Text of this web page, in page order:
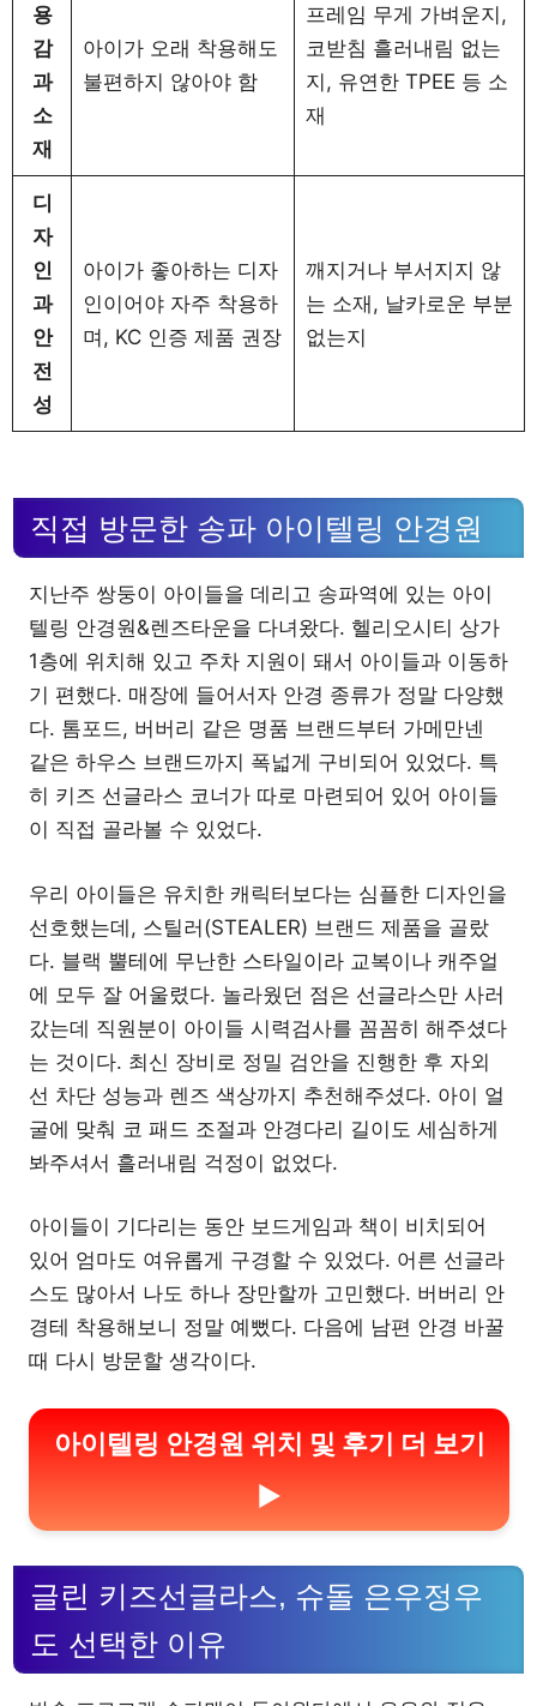
용
감
과
소
재
아이가 오래 착용해도
불편하지 않아야 함
프레임 무게 가벼운지,
코받침 흘러내림 없는
지, 유연한 TPEE 등 소
재
디
자
인
과
안
전
성
아이가 좋아하는 디자
인이어야 자주 착용하
며, KC 인증 제품 권장
깨지거나 부서지지 않
는 소재, 날카로운 부분
없는지
직접 방문한 송파 아이텔링 안경원
지난주 쌍둥이 아이들을 데리고 송파역에 있는 아이
텔링 안경원&렌즈타운을 다녀왔다. 헬리오시티 상가
1층에 위치해 있고 주차 지원이 돼서 아이들과 이동하
기 편했다. 매장에 들어서자 안경 종류가 정말 다양했
다. 톰포드, 버버리 같은 명품 브랜드부터 가메만넨
같은 하우스 브랜드까지 폭넓게 구비되어 있었다. 특
히 키즈 선글라스 코너가 따로 마련되어 있어 아이들
이 직접 골라볼 수 있었다.
우리 아이들은 유치한 캐릭터보다는 심플한 디자인을
선호했는데, 스틸러(STEALER) 브랜드 제품을 골랐
다. 블랙 뿔테에 무난한 스타일이라 교복이나 캐주얼
에 모두 잘 어울렸다. 놀라웠던 점은 선글라스만 사러
갔는데 직원분이 아이들 시력검사를 꼼꼼히 해주셨다
는 것이다. 최신 장비로 정밀 검안을 진행한 후 자외
선 차단 성능과 렌즈 색상까지 추천해주셨다. 아이 얼
굴에 맞춰 코 패드 조절과 안경다리 길이도 세심하게
봐주셔서 흘러내림 걱정이 없었다.
아이들이 기다리는 동안 보드게임과 책이 비치되어
있어 엄마도 여유롭게 구경할 수 있었다. 어른 선글라
스도 많아서 나도 하나 장만할까 고민했다. 버버리 안
경테 착용해보니 정말 예뻤다. 다음에 남편 안경 바꿀
때 다시 방문할 생각이다.
아이텔링 안경원 위치 및 후기 더 보기
▶
글린 키즈선글라스, 슈돌 은우정우
도 선택한 이유